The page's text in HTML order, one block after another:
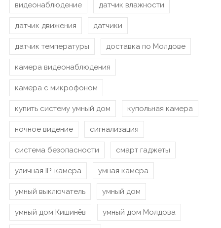
видеонаблюдение датчик влажности
датчик движения датчики
датчик температуры доставка по Молдове
камера видеонаблюдения
камера с микрофоном
купить систему умный дом купольная камера
ночное видение сигнализация
система безопасности смарт гаджеты
уличная IP-камера умная камера
умный выключатель умный дом
умный дом Кишинёв умный дом Молдова